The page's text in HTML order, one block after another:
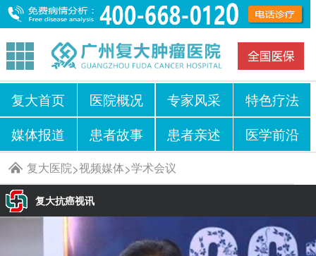
复大首页 医院概况 专家风采
特色疗法
媒体报道
患者故事 患者亲述 医学前沿
复大医院>视频媒体>学术会议
复大抗癌视讯